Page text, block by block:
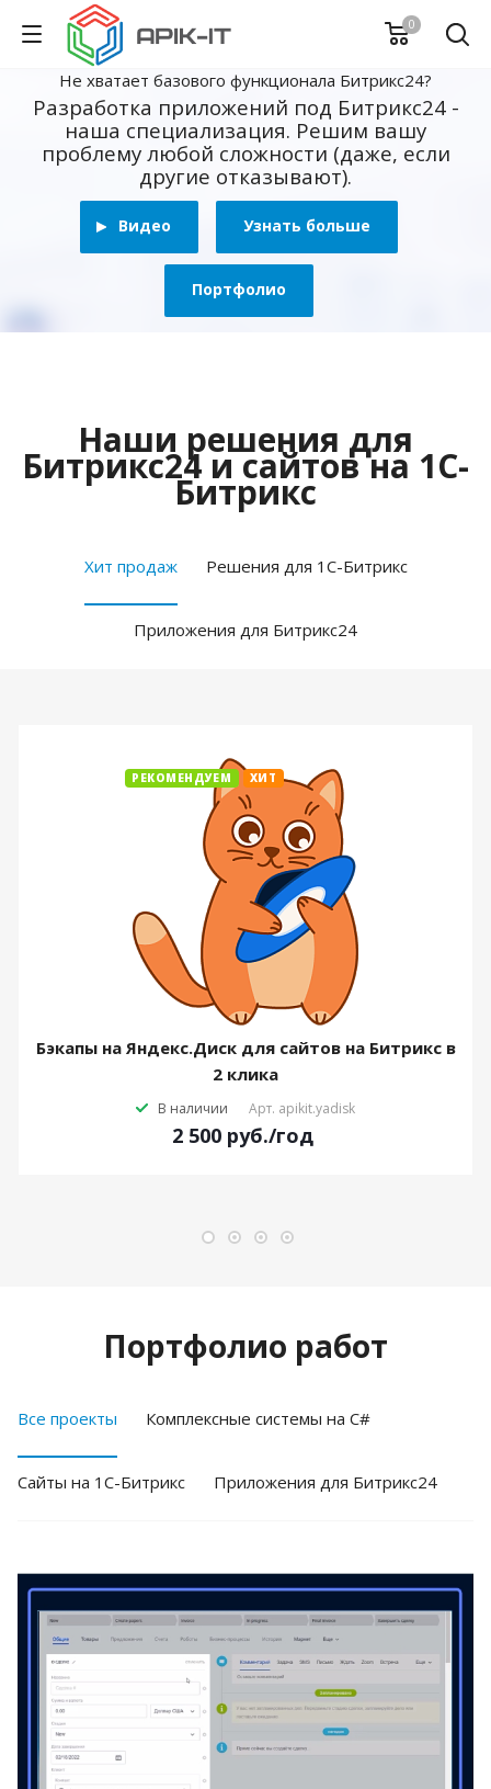
0
Не хватает базового функционала Битрикс24?
Разработка приложений под Битрикс24 -
наша специализация. Решим вашу
проблему любой сложности (даже, если
другие отказывают).
Видео Узнать больше
Портфолио
Наши решения для
Битрикс24 и сайтов на 1С-
Битрикс
Хит продаж Решения для 1С-Битрикс
Приложения для Битрикс24
РЕКОМЕНДУЕМ ХИТ
Бэкапы на Яндекс.Диск для сайтов на Битрикс в
2 клика
В наличии Арт. apikit.yadisk
2 500 руб./год
Портфолио работ
Все проекты Комплексные системы на C#
Cайты на 1С-Битрикс Приложения для Битрикс24
Смотреть проект